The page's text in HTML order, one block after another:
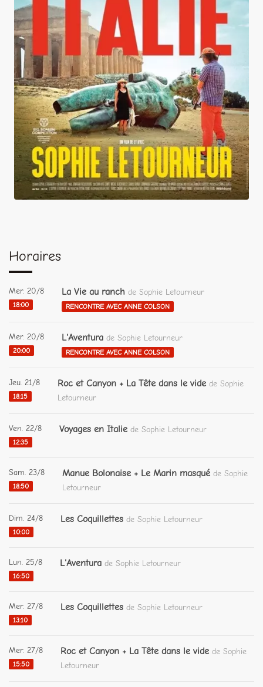
Voyages en Italie
Horaires
Mer. 20/8
18:00
La Vie au ranch de Sophie Letourneur
RENCONTRE AVEC ANNE COLSON
Mer. 20/8
20:00
L'Aventura de Sophie Letourneur
RENCONTRE AVEC ANNE COLSON
Jeu. 21/8
18:15
Roc et Canyon + La Tête dans le vide de Sophie
Letourneur
Ven. 22/8
12:35
Voyages en Italie de Sophie Letourneur
Sam. 23/8
18:50
Manue Bolonaise + Le Marin masqué de Sophie
Letourneur
Dim. 24/8
10:00
Les Coquillettes de Sophie Letourneur
Lun. 25/8
16:50
L'Aventura de Sophie Letourneur
Mer. 27/8
13:10
Les Coquillettes de Sophie Letourneur
Mer. 27/8
15:50
Roc et Canyon + La Tête dans le vide de Sophie
Letourneur